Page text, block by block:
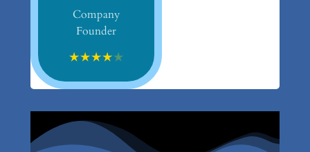
Company
Founder
★★★★★